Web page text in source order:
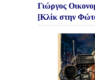
Γιώργος
[Κλίκ στην